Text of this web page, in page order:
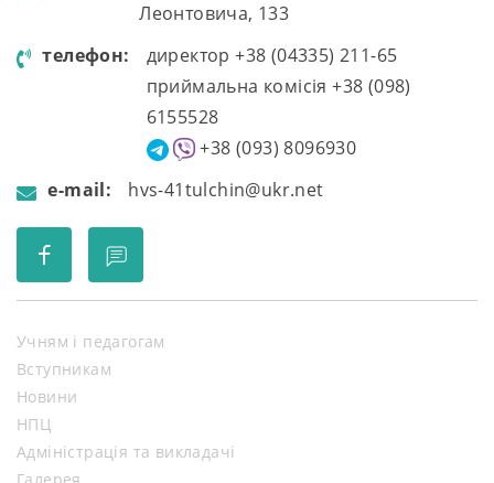
Леонтовича, 133
телефон:
директор +38 (04335) 211-65
приймальна комісія +38 (098)
6155528
+38 (093) 8096930
e-mail:
hvs-41tulchin@ukr.net
Учням і педагогам
Вступникам
Новини
НПЦ
Адміністрація та викладачі